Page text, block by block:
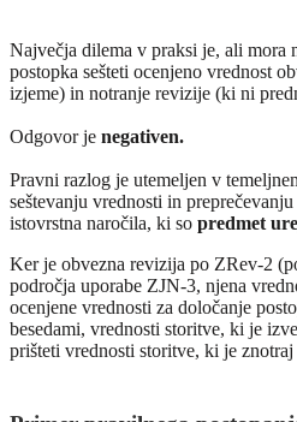
Največja dilema v praksi je, ali mora
postopka sešteti ocenjeno vrednost
izjeme) in notranje revizije (ki ni
Odgovor je negativen.
Pravni razlog je utemeljen v
seštevanju vrednosti in
istovrstna naročila, ki so predmet
Ker je obvezna revizija po ZRev-2
področja uporabe ZJN-3, njena
ocenjene vrednosti za določanje
besedami, vrednosti storitve, ki je
prišteti vrednosti storitve, ki je znotraj